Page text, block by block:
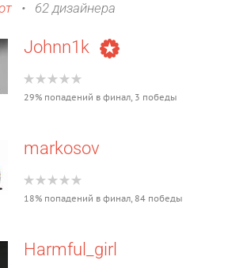
• 62 дизайнера
Johnn1k
29% попадений в финал, 3 победы
markosov
18% попадений в финал, 84 победы
Harmful_girl